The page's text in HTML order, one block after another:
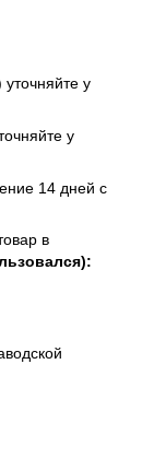
уточняйте у
у
14 дней с
в